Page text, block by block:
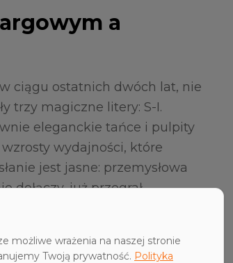
a
ciągu ostatnich dwóch lat, nie
trzy magiczne litery: S-I.
eleganckie tańce i pulpity
wydajności, które
jest jasne: przemysłowa
już przegrał.
po Bolzano wygląda jednak –
możliwe wrażenia na naszej stronie
Twoją prywatność. Polityka